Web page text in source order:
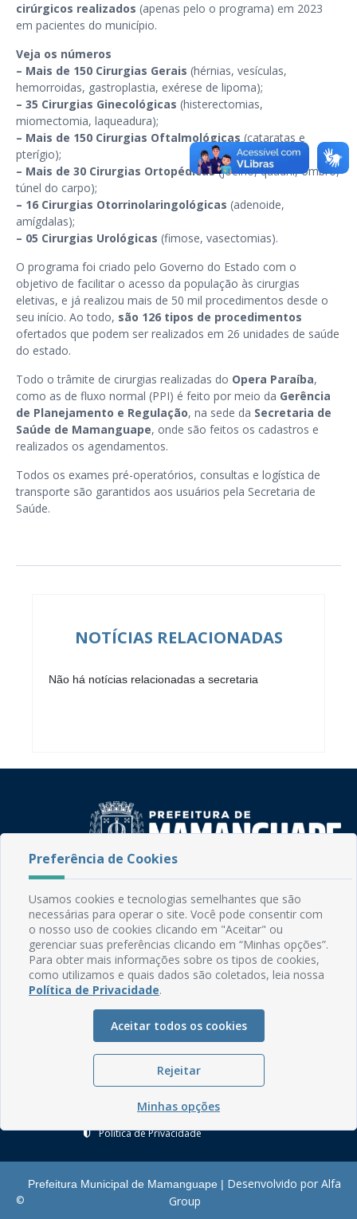
cirúrgicos realizados (apenas pelo o programa) em 2023
em pacientes do município.
Veja os números
– Mais de 150 Cirurgias Gerais (hérnias, vesículas,
hemorroidas, gastroplastia, exérese de lipoma);
– 35 Cirurgias Ginecológicas (histerectomias,
miomectomia, laqueadura);
– Mais de 150 Cirurgias Oftalmológicas (cataratas e
pterígio);
– Mais de 30 Cirurgias Ortopédicas(joelho, quadril, ombro,
túnel do carpo);
– 16 Cirurgias Otorrinolaringológicas (adenoide,
amígdalas);
– 05 Cirurgias Urológicas (fimose, vasectomias).
O programa foi criado pelo Governo do Estado com o
objetivo de facilitar o acesso da população às cirurgias
eletivas, e já realizou mais de 50 mil procedimentos desde o
seu início. Ao todo, são 126 tipos de procedimentos
ofertados que podem ser realizados em 26 unidades de saúde
do estado.
Todo o trâmite de cirurgias realizadas do Opera Paraíba,
como as de fluxo normal (PPI) é feito por meio da Gerência
de Planejamento e Regulação, na sede da Secretaria de
Saúde de Mamanguape, onde são feitos os cadastros e
realizados os agendamentos.
Todos os exames pré-operatórios, consultas e logística de
transporte são garantidos aos usuários pela Secretaria de
Saúde.
NOTÍCIAS RELACIONADAS
Não há notícias relacionadas a secretaria
CEP: 58.280-000 - Mamanguape/PB
Fone: (83) 3292-2246
Email: comunicacao@mamanguape.pb.gov.br
Expediente: Segunda à Sexta, das 08h às 13h
Mapa do Site
Perguntas frequentes
Ouvidoria
Serviços Internos
Política de Privacidade
©
Prefeitura Municipal de Mamanguape | Desenvolvido por Alfa
Group
Preferência de Cookies
Usamos cookies e tecnologias semelhantes que são
necessárias para operar o site. Você pode consentir com
o nosso uso de cookies clicando em "Aceitar" ou
gerenciar suas preferências clicando em “Minhas opções”.
Para obter mais informações sobre os tipos de cookies,
como utilizamos e quais dados são coletados, leia nossa
Política de Privacidade.
Aceitar todos os cookies
Rejeitar
Minhas opções